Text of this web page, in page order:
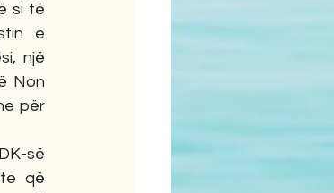
si të
e
një
Non
për
së
që